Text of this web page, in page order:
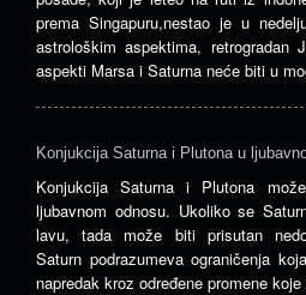
prema Singapuru,nestao je u
astrološkim aspektima, retrogradan
aspekti Marsa i Saturna neće biti u
Konjukcija Saturna i Plutona u
Konjukcija Saturna i Plutona
ljubavnom odnosu. Ukoliko se
lavu, tada može biti prisutan
Saturn podrazumeva ograničenja
napredak kroz određene promene